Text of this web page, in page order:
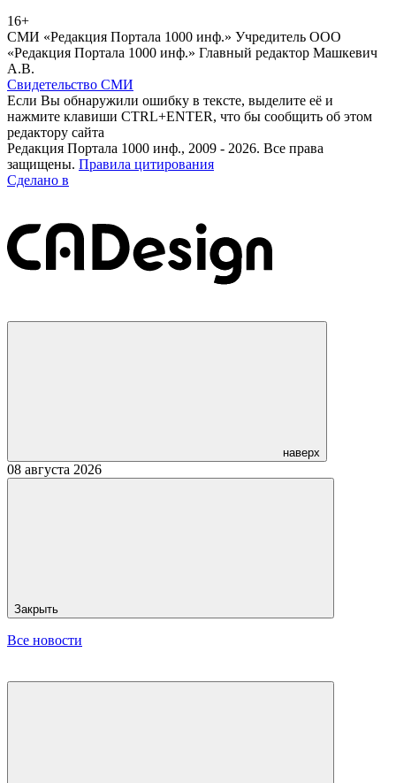
16+
СМИ «Редакция Портала 1000 инф.» Учредитель ООО
«Редакция Портала 1000 инф.» Главный редактор Машкевич
А.В.
Свидетельство СМИ
Если Вы обнаружили ошибку в тексте, выделите её и
нажмите клавиши CTRL+ENTER, что бы сообщить об этом
редактору сайта
Редакция Портала 1000 инф., 2009 - 2026. Все права
защищены. Правила цитирования
Сделано в
наверх
08 августа 2026
Закрыть
Все новости